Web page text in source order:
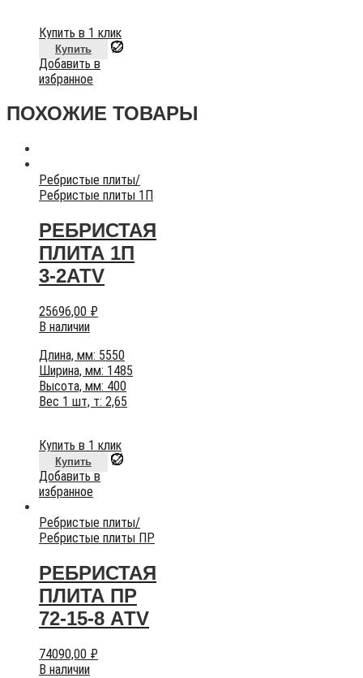
Купить в 1 клик
Купить
Добавить в
избранное
ПОХОЖИЕ ТОВАРЫ
Ребристые плиты/
Ребристые плиты 1П
РЕБРИСТАЯ
ПЛИТА 1П
3-2АТV
25696,00 ₽
В наличии
Длина, мм: 5550
Ширина, мм: 1485
Высота, мм: 400
Вес 1 шт, т: 2,65
Купить в 1 клик
Купить
Добавить в
избранное
Ребристые плиты/
Ребристые плиты ПР
РЕБРИСТАЯ
ПЛИТА ПР
72-15-8 AТV
74090,00 ₽
В наличии